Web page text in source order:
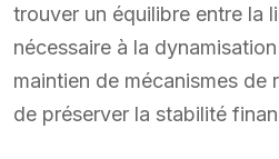
trouver un équilibre entre la
nécessaire à la
maintien de mécanismes de
de préserver la stabilité